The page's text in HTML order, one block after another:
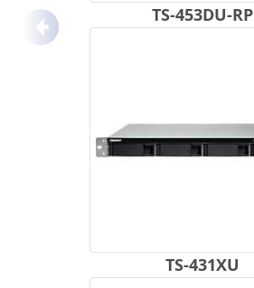
TS-453DU-RP
TS-431XU
Anterior